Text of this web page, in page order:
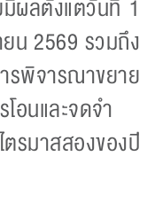
ผลตั้งแต่วันที่ 1
น 2569 รวมถึง
รพิจารณาขยาย
อนและจดจำ
มาสสองของปี